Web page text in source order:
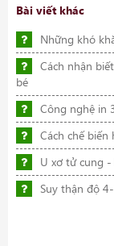
Bài viết khác
Những khó
Cách nhận
bé
Công nghệ in
Cách chế biến
U xơ tử cung
Suy thận độ